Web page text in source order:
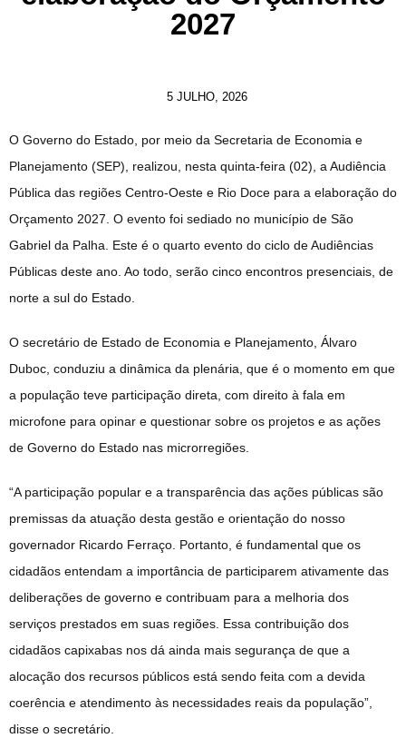
2027
5 JULHO, 2026
O Governo do Estado, por meio da Secretaria de Economia e
Planejamento (SEP), realizou, nesta quinta-feira (02), a Audiência
Pública das regiões Centro-Oeste e Rio Doce para a elaboração do
Orçamento 2027. O evento foi sediado no município de São
Gabriel da Palha. Este é o quarto evento do ciclo de Audiências
Públicas deste ano. Ao todo, serão cinco encontros presenciais, de
norte a sul do Estado.
O secretário de Estado de Economia e Planejamento, Álvaro
Duboc, conduziu a dinâmica da plenária, que é o momento em que
a população teve participação direta, com direito à fala em
microfone para opinar e questionar sobre os projetos e as ações
de Governo do Estado nas microrregiões.
“A participação popular e a transparência das ações públicas são
premissas da atuação desta gestão e orientação do nosso
governador Ricardo Ferraço. Portanto, é fundamental que os
cidadãos entendam a importância de participarem ativamente das
deliberações de governo e contribuam para a melhoria dos
serviços prestados em suas regiões. Essa contribuição dos
cidadãos capixabas nos dá ainda mais segurança de que a
alocação dos recursos públicos está sendo feita com a devida
coerência e atendimento às necessidades reais da população”,
disse o secretário.